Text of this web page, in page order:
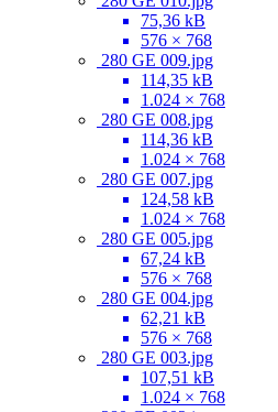
75,36 kB
576 × 768
280 GE 009.jpg
114,35 kB
1.024 × 768
280 GE 008.jpg
114,36 kB
1.024 × 768
280 GE 007.jpg
124,58 kB
1.024 × 768
280 GE 005.jpg
67,24 kB
576 × 768
280 GE 004.jpg
62,21 kB
576 × 768
280 GE 003.jpg
107,51 kB
1.024 × 768